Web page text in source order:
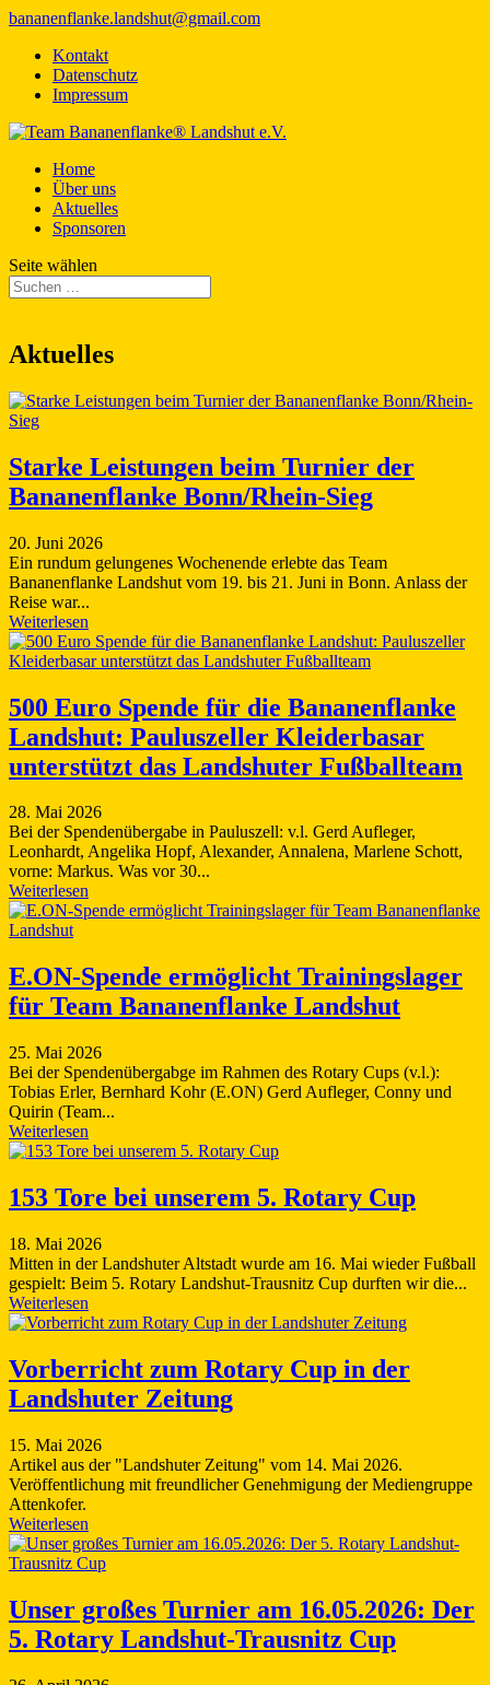
bananenflanke.landshut@gmail.com
Kontakt
Datenschutz
Impressum
Home
Über uns
Aktuelles
Sponsoren
Seite wählen
Aktuelles
Starke Leistungen beim Turnier der
Bananenflanke Bonn/Rhein-Sieg
20. Juni 2026
Ein rundum gelungenes Wochenende erlebte das Team
Bananenflanke Landshut vom 19. bis 21. Juni in Bonn. Anlass der
Reise war...
Weiterlesen
500 Euro Spende für die Bananenflanke
Landshut: Pauluszeller Kleiderbasar
unterstützt das Landshuter Fußballteam
28. Mai 2026
Bei der Spendenübergabe in Pauluszell: v.l. Gerd Aufleger,
Leonhardt, Angelika Hopf, Alexander, Annalena, Marlene Schott,
vorne: Markus. Was vor 30...
Weiterlesen
E.ON-Spende ermöglicht Trainingslager
für Team Bananenflanke Landshut
25. Mai 2026
Bei der Spendenübergabge im Rahmen des Rotary Cups (v.l.):
Tobias Erler, Bernhard Kohr (E.ON) Gerd Aufleger, Conny und
Quirin (Team...
Weiterlesen
153 Tore bei unserem 5. Rotary Cup
18. Mai 2026
Mitten in der Landshuter Altstadt wurde am 16. Mai wieder Fußball
gespielt: Beim 5. Rotary Landshut-Trausnitz Cup durften wir die...
Weiterlesen
Vorberricht zum Rotary Cup in der
Landshuter Zeitung
15. Mai 2026
Artikel aus der "Landshuter Zeitung" vom 14. Mai 2026.
Veröffentlichung mit freundlicher Genehmigung der Mediengruppe
Attenkofer.
Weiterlesen
Unser großes Turnier am 16.05.2026: Der
5. Rotary Landshut-Trausnitz Cup